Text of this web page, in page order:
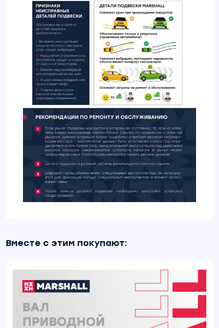
Вместе с этим покупают: